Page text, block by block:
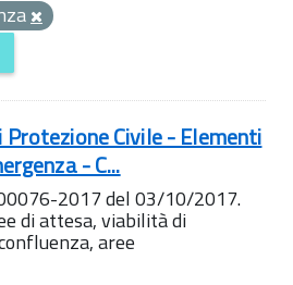
Protezione Civile - Elementi
- C...
2017 del 03/10/2017.
di attesa, viabilità di
aree